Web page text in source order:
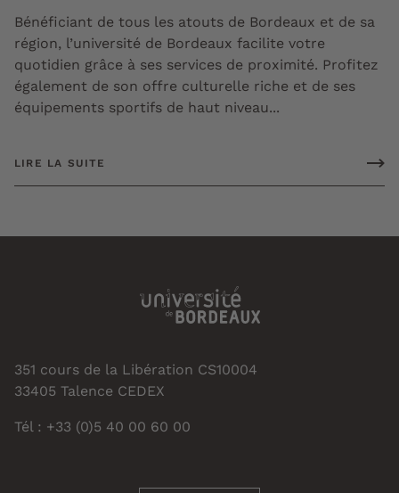
Bénéficiant de tous les atouts de Bordeaux et de sa
région, l’université de Bordeaux facilite votre
quotidien grâce à ses services de proximité. Profitez
également de son offre culturelle riche et de ses
équipements sportifs de haut niveau...
LIRE LA SUITE
351 cours de la Libération CS10004
33405 Talence CEDEX
Tél : +33 (0)5 40 00 60 00